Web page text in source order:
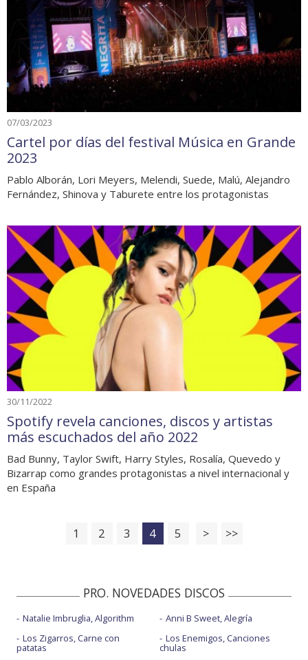
07/03/2023
Cartel por días del festival Música en Grande
2023
Pablo Alborán, Lori Meyers, Melendi, Suede, Malú, Alejandro
Fernández, Shinova y Taburete entre los protagonistas
30/11/2022
Spotify revela canciones, discos y artistas
más escuchados del año 2022
Bad Bunny, Taylor Swift, Harry Styles, Rosalía, Quevedo y
Bizarrap como grandes protagonistas a nivel internacional y
en España
1 2 3 4 5 > >>
PRO. NOVEDADES DISCOS
Natalie Imbruglia, Algorithm
Los Zigarros, Carne con
patatas
Anni B Sweet, Alegría
Los Enemigos, Canciones
chulas